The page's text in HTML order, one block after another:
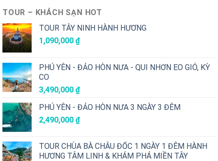
TOUR – KHÁCH SẠN HOT
TOUR TÂY NINH HÀNH HƯƠNG
1,090,000 ₫
PHÚ YÊN - ĐẢO HÒN NƯA - QUI NHƠN EO GIÓ, KỲ
CO
3,490,000 ₫
PHÚ YÊN - ĐẢO HÒN NƯA 3 NGÀY 3 ĐÊM
2,490,000 ₫
TOUR CHÙA BÀ CHÂU ĐỐC 1 NGÀY 1 ĐÊM HÀNH
HƯƠNG TÂM LINH & KHÁM PHÁ MIỀN TÂY